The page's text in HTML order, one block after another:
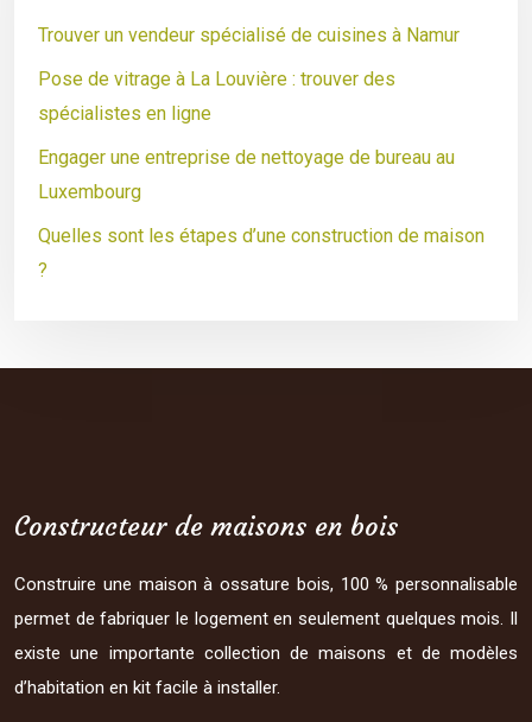
Trouver un vendeur spécialisé de cuisines à Namur
Pose de vitrage à La Louvière : trouver des
spécialistes en ligne
Engager une entreprise de nettoyage de bureau au
Luxembourg
Quelles sont les étapes d’une construction de maison
?
Constructeur de maisons en bois
Construire une maison à ossature bois, 100 % personnalisable
permet de fabriquer le logement en seulement quelques mois. Il
existe une importante collection de maisons et de modèles
d’habitation en kit facile à installer.